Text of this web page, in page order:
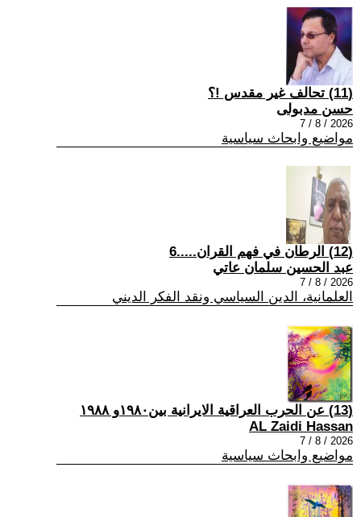
(11) تحالف غير مقدس !؟
حسن مدبولى
2026 / 8 / 7
مواضيع وابحاث سياسية
(12) الرطان في فهم القران.....6
عبد الحسين سلمان عاتي
2026 / 8 / 7
العلمانية، الدين السياسي ونقد الفكر الديني
(13) عن الحرب العراقية الايرانية بين١٩٨٠و ١٩٨٨
AL Zaidi Hassan
2026 / 8 / 7
مواضيع وابحاث سياسية